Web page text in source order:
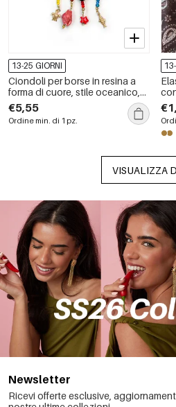
13-25 GIORNI
Ciondoli per borse in resina a
forma di cuore, stile oceanico,
serie etnica, casual, con stelle
marine e pesci rossi in colori
misti.
€5,55
Ordine min. di 1 pz.
VISUALIZZA
Newsletter
Ricevi offerte esclusive,